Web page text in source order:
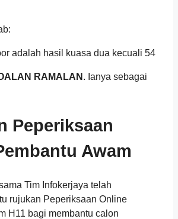
adalah hasil kuasa dua kecuali 54
RAMALAN . Ianya sebagai
Peperiksaan
Awam
Tim Infokerjaya telah
rujukan Peperiksaan Online
H11 bagi membantu calon